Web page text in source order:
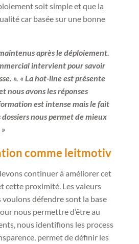
soit simple et que la
car basée sur une bonne
après le déploiement.
intervient pour savoir
». « La hot-line est présente
nous avons les réponses
est intense mais le fait
nous permet de mieux
comme leitmotiv
continuer à améliorer cet
cette proximité. Les valeurs
voulons défendre sont la base
nous permettre d’être au
nous identifions les process
permet de définir les